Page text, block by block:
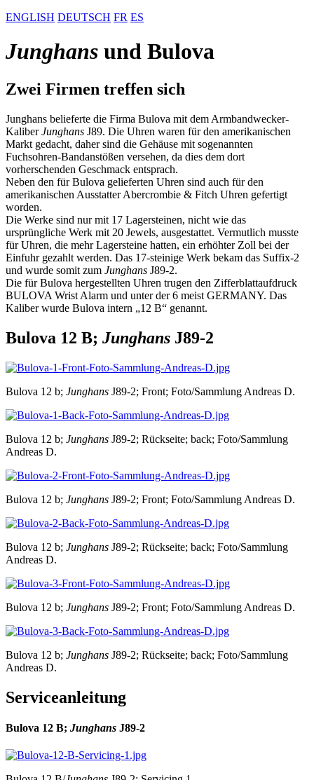
ENGLISH DEUTSCH FR ES
Junghans und Bulova
Zwei Firmen treffen sich
Junghans belieferte die Firma Bulova mit dem Armbandwecker-
KaliberJunghans J89. Die Uhren waren für den amerikanischen
Markt gedacht, daher sind die Gehäuse mit sogenannten
Fuchsohren-Bandanstößen versehen, da dies dem dort
vorherschenden Geschmack entsprach.
Neben den für Bulova gelieferten Uhren sind auch für den
amerikanischen Ausstatter Abercrombie & Fitch Uhren gefertigt
worden.
Die Werke sind nur mit 17 Lagersteinen, nicht wie das
ursprüngliche Werk mit 20 Jewels, ausgestattet. Vermutlich musste
für Uhren, die mehr Lagersteine hatten, ein erhöhter Zoll bei der
Einfuhr gezahlt werden. Das 17-steinige Werk bekam das Suffix-2
und wurde somit zum Junghans J89-2.
Die für Bulova hergestellten Uhren trugen den Zifferblattaufdruck
BULOVA Wrist Alarm und unter der 6 meist GERMANY. Das
Kaliber wurde Bulova intern „12 B“ genannt.
Bulova 12 B; Junghans J89-2
Bulova 12 b; Junghans J89-2; Front; Foto/Sammlung Andreas D.
Bulova 12 b; Junghans J89-2; Rückseite; back; Foto/Sammlung
Andreas D.
Bulova 12 b; Junghans J89-2; Front; Foto/Sammlung Andreas D.
Bulova 12 b; Junghans J89-2; Rückseite; back; Foto/Sammlung
Andreas D.
Bulova 12 b; Junghans J89-2; Front; Foto/Sammlung Andreas D.
Bulova 12 b; Junghans J89-2; Rückseite; back; Foto/Sammlung
Andreas D.
Serviceanleitung
Bulova 12 B; Junghans J89-2